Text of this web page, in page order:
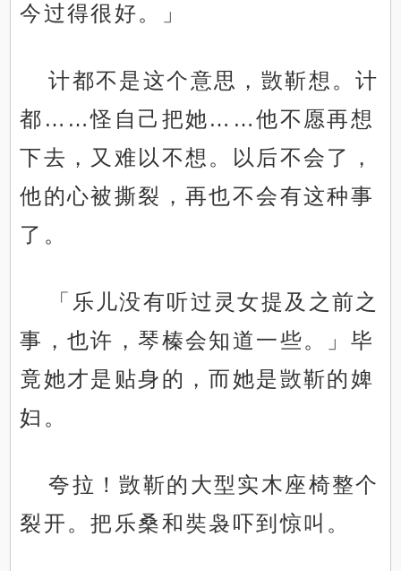
今过得很好。」
计都不是这个意思，敳靳想。计
都……怪自己把她……他不愿再想
下去，又难以不想。以后不会了，
他的心被撕裂，再也不会有这种事
了。
「乐儿没有听过灵女提及之前之
事，也许，琴榛会知道一些。」毕
竟她才是贴身的，而她是敳靳的婢
妇。
夸拉！敳靳的大型实木座椅整个
裂开。把乐桑和奘袅吓到惊叫。